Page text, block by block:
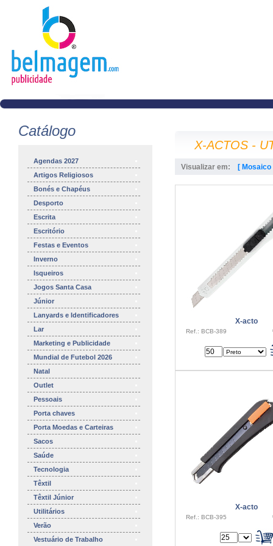
Catálogo
Agendas 2027
Artigos Religiosos
Bonés e Chapéus
Desporto
Escrita
Escritório
Festas e Eventos
Inverno
Isqueiros
Jogos Santa Casa
Júnior
Lanyards e Identificadores
Lar
Marketing e Publicidade
Mundial de Futebol 2026
Natal
Outlet
Pessoais
Porta chaves
Porta Moedas e Carteiras
Sacos
Saúde
Tecnologia
Têxtil
Têxtil Júnior
Utilitários
Verão
Vestuário de Trabalho
X-ACTOS -
Visualizar em: [ Mosaico
X-acto
Ref.: BCB-389
X-acto
Ref.: BCB-395